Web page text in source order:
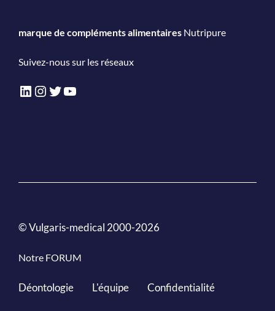
marque de compléments alimentaires Nutripure
Suivez-nous sur les réseaux
LinkedIn
Instagram
Twitter
YouTube
© Vulgaris-medical 2000-2026
Notre FORUM
Déontologie L'équipe Confidentialité